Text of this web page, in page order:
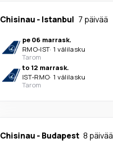
Chisinau - Istanbul 7 päivää
pe 06 marrask.
RMO-IST· 1 välilasku
Tarom
to 12 marrask.
IST-RMO· 1 välilasku
Tarom
Chisinau - Budapest 8 päivää